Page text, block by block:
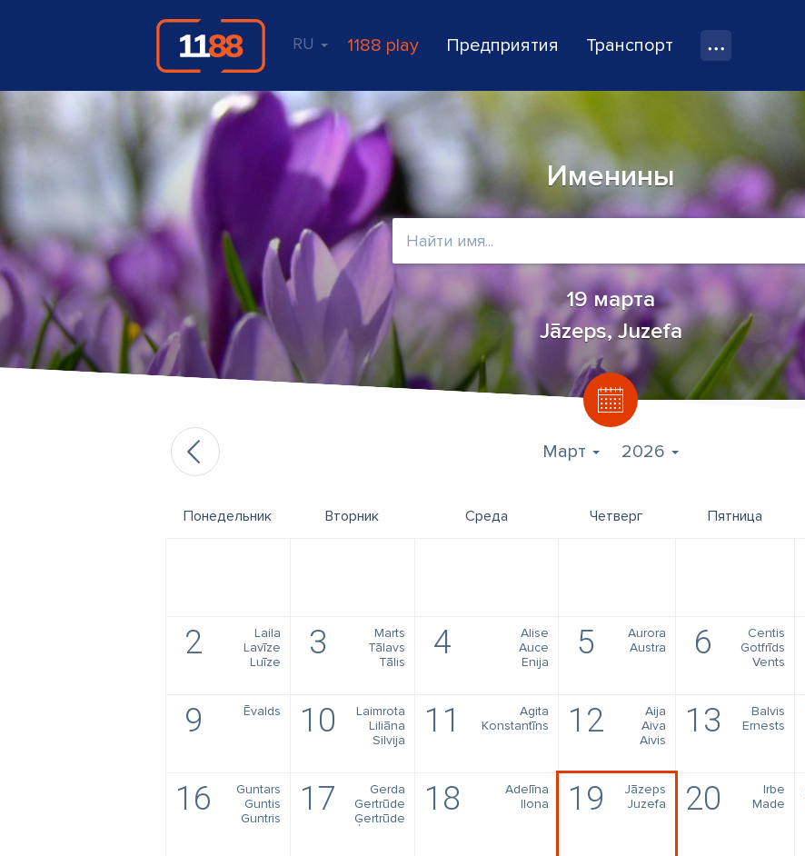
RU 1188 play Предприятия Транспорт
Именины
19 марта
Jāzeps, Juzefa
Март 2026
Понедельник Вторник Среда Четверг Пятница
2
Laila
Lavīze
Luīze
3
Marts
Tālavs
Tālis
4
Alise
Auce
Enija
5
Aurora
Austra
6
Centis
Gotfrīds
Vents
9 Ēvalds 10
Laimrota
Liliāna
Silvija
11
Agita
Konstantīns
12
Aija
Aiva
Aivis
13
Balvis
Ernests
16
Guntars
Guntis
Guntris
17
Gerda
Gertrūde
Ģertrūde
18
Adelīna
Ilona
19
Jāzeps
Juzefa
20
Irbe
Made